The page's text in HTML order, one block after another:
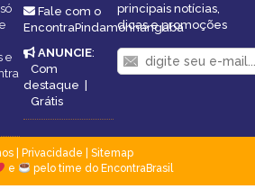
e
Fale com o
EncontraPindamonhangaba
ANUNCIE:
Com
destaque |
Grátis
principais notícias,
dicas e promoções
| Privacidade
Sitemap
e pelo time do EncontraBrasil